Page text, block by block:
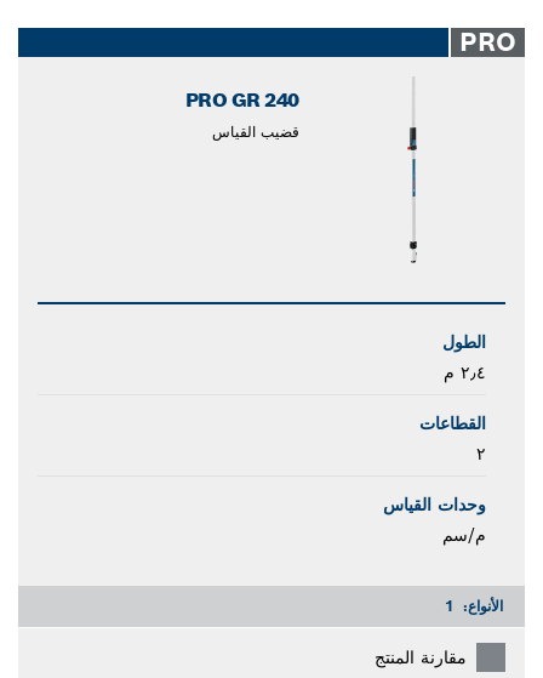
PRO
PRO GR 240
قضيب القياس
الطول
٢٫٤ م
القطاعات
٢
وحدات القياس
م/سم
الأنواع: 1
مقارنة المنتج